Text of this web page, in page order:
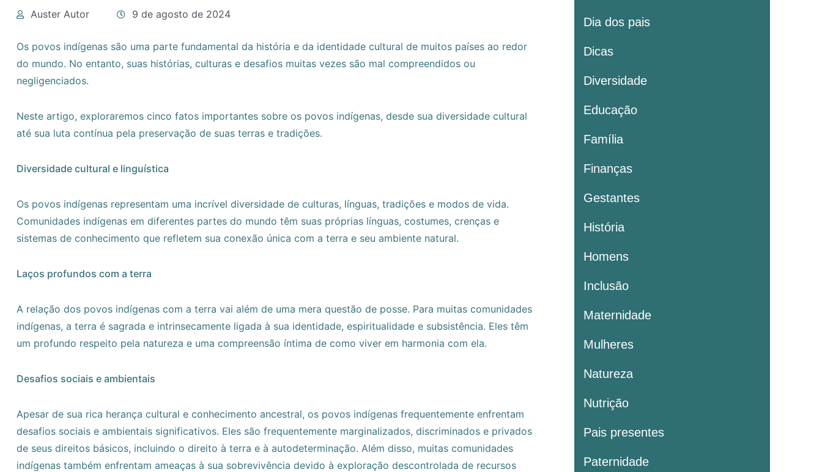
Auster Autor 9 de agosto de 2024
Os povos indígenas são uma parte fundamental da história e da identidade cultural de muitos países ao redor
do mundo. No entanto, suas histórias, culturas e desafios muitas vezes são mal compreendidos ou
negligenciados.
Neste artigo, exploraremos cinco fatos importantes sobre os povos indígenas, desde sua diversidade cultural
até sua luta contínua pela preservação de suas terras e tradições.
Diversidade cultural e linguística
Os povos indígenas representam uma incrível diversidade de culturas, línguas, tradições e modos de vida.
Comunidades indígenas em diferentes partes do mundo têm suas próprias línguas, costumes, crenças e
sistemas de conhecimento que refletem sua conexão única com a terra e seu ambiente natural.
Laços profundos com a terra
A relação dos povos indígenas com a terra vai além de uma mera questão de posse. Para muitas comunidades
indígenas, a terra é sagrada e intrinsecamente ligada à sua identidade, espiritualidade e subsistência. Eles têm
um profundo respeito pela natureza e uma compreensão íntima de como viver em harmonia com ela.
Desafios sociais e ambientais
Apesar de sua rica herança cultural e conhecimento ancestral, os povos indígenas frequentemente enfrentam
desafios sociais e ambientais significativos. Eles são frequentemente marginalizados, discriminados e privados
de seus direitos básicos, incluindo o direito à terra e à autodeterminação. Além disso, muitas comunidades
indígenas também enfrentam ameaças à sua sobrevivência devido à exploração descontrolada de recursos
Dia dos pais
Dicas
Diversidade
Educação
Família
Finanças
Gestantes
História
Homens
Inclusão
Maternidade
Mulheres
Natureza
Nutrição
Pais presentes
Paternidade